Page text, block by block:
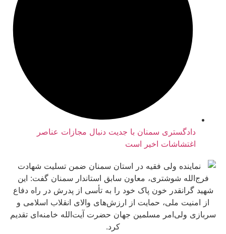
دادگستری سمنان با جدیت دنبال مجازات عناصر
اغتشاشات اخیر است